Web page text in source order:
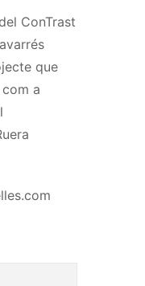
ConTrast
que
a